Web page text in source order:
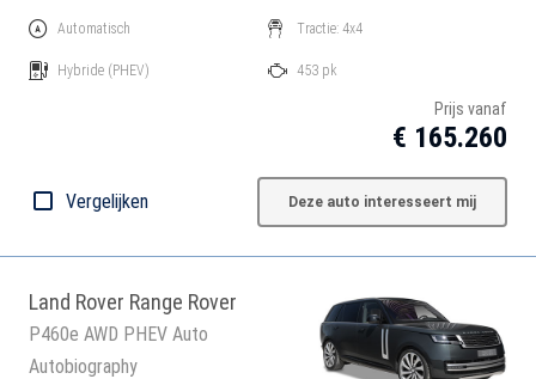
Automatisch
Hybride (PHEV)
Tractie: 4x4
453 pk
Prijs vanaf
€ 165.260
Vergelijken Deze auto interesseert mij
Land Rover Range Rover
P460e AWD PHEV Auto
Autobiography